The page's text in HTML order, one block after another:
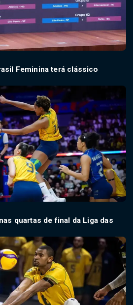
Feminina terá clássico
quartas de final da Liga das